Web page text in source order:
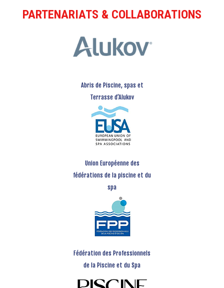
PARTENARIATS & COLLABORATIONS
Abris de Piscine, spas et
Terrasse d’Alukov
Union Européenne des
fédérations de la piscine et du
spa
Fédération des Professionnels
de la Piscine et du Spa